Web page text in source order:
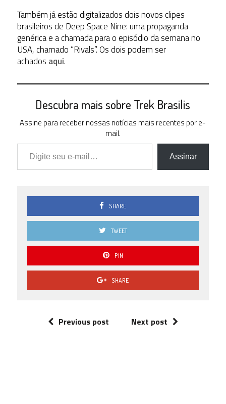
Também já estão digitalizados dois novos clipes
brasileiros de Deep Space Nine: uma propaganda
genérica e a chamada para o episódio da semana no
USA, chamado “Rivals”. Os dois podem ser
achados aqui.
Descubra mais sobre Trek Brasilis
Assine para receber nossas notícias mais recentes por e-
mail.
Digite seu e-mail…
Assinar
SHARE
TWEET
PIN
SHARE
Previous post Next post